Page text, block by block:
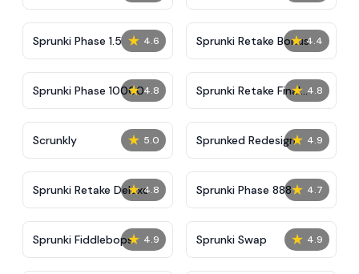
★ 4.6
Sprunki Phase 1.5 ★ 4.4
Sprunki Retake Bonus
★ 4.8
Sprunki Phase 10000 ★ 4.8
Sprunki Retake Final
Update
★ 5.0
Scrunkly ★ 4.9
Sprunked Redesign
★ 4.8
Sprunki Retake Deluxe ★ 4.7
Sprunki Phase 888
★ 4.9
Sprunki Fiddlebops ★ 4.9
Sprunki Swap